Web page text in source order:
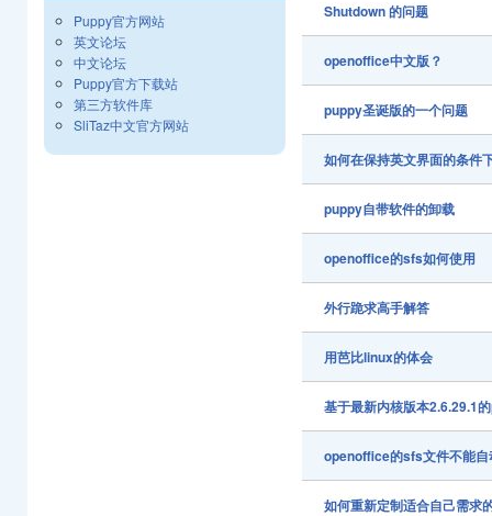
Shutdown 的问题
openoffice中文版？
puppy圣诞版的一个问题
如何在保持英文界面的条件
puppy自带软件的卸载
openoffice的sfs如何使用
外行跪求高手解答
用芭比linux的体会
基于最新内核版本2.6.29.1
openoffice的sfs文件不能自
如何重新定制适合自己需求
Puppy官方网站
英文论坛
中文论坛
Puppy官方下载站
第三方软件库
SliTaz中文官方网站